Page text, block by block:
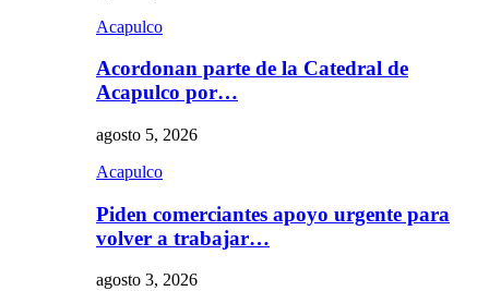
Acapulco
Acordonan parte de la Catedral de
Acapulco por…
agosto 5, 2026
Acapulco
Piden comerciantes apoyo urgente para
volver a trabajar…
agosto 3, 2026